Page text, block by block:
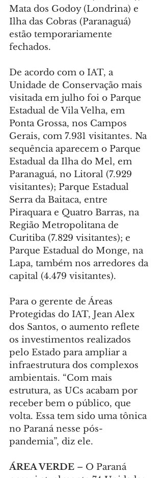
Mata dos Godoy (Londrina) e
Ilha das Cobras (Paranaguá)
estão temporariamente
fechados.
De acordo com o IAT, a
Unidade de Conservação mais
visitada em julho foi o Parque
Estadual de Vila Velha, em
Ponta Grossa, nos Campos
Gerais, com 7.931 visitantes. Na
sequência aparecem o Parque
Estadual da Ilha do Mel, em
Paranaguá, no Litoral (7.929
visitantes); Parque Estadual
Serra da Baitaca, entre
Piraquara e Quatro Barras, na
Região Metropolitana de
Curitiba (7.829 visitantes); e
Parque Estadual do Monge, na
Lapa, também nos arredores da
capital (4.479 visitantes).
Para o gerente de Áreas
Protegidas do IAT, Jean Alex
dos Santos, o aumento reflete
os investimentos realizados
pelo Estado para ampliar a
infraestrutura dos complexos
ambientais. “Com mais
estrutura, as UCs acabam por
receber bem o público, que
volta. Essa tem sido uma tônica
no Paraná nesse pós-
pandemia”, diz ele.
ÁREA VERDE – O Paraná